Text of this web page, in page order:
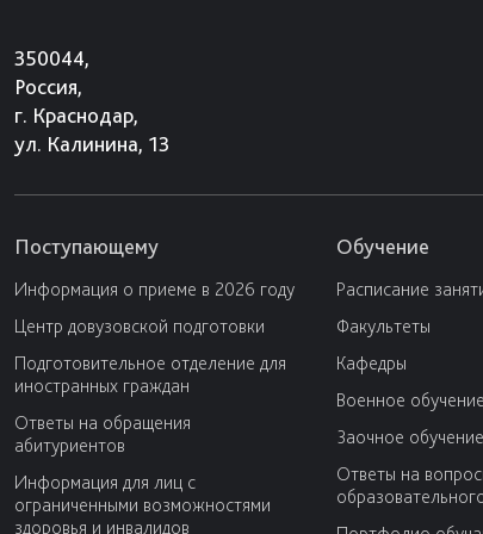
350044,
Россия,
г. Краснодар,
ул. Калинина, 13
Поступающему
Информация о приеме в 2026 году
Центр довузовской подготовки
Подготовительное отделение для
иностранных граждан
Ответы на обращения
абитуриентов
Информация для лиц с
ограниченными возможностями
здоровья и инвалидов
Обучение
Расписание
Факультеты
Кафедры
Военное обучение
Заочное обучение
Ответы на